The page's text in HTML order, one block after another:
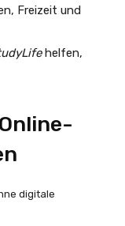
Freizeit und
helfen,
digitale